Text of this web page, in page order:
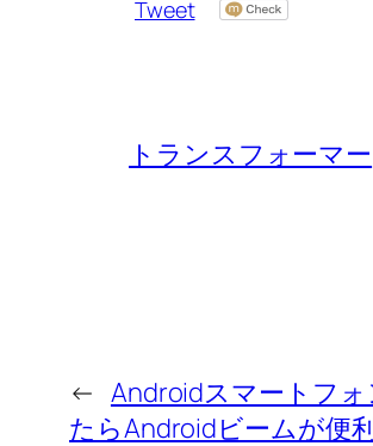
Tweet
トランスフォーマー
← Androidスマートフ
たらAndroidビームが便